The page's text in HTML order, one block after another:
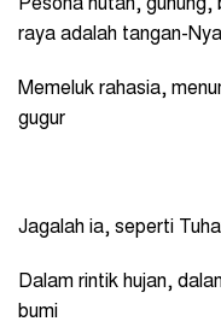
Pesona hutan,
raya adalah tangan-
Memeluk rahasia,
gugur
Jagalah ia, seperti
Dalam rintik hujan,
bumi